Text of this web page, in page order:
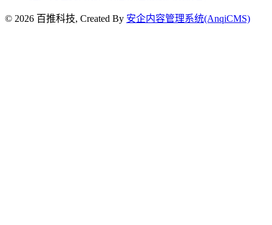
© 2026 百推科技, Created By 安企内容管理系统(AnqiCMS)